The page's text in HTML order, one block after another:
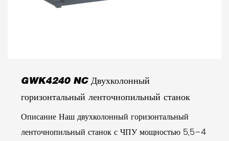
GWK4240 NC Двухколонный
горизонтальный ленточнопильный станок
Описание Наш двухколонный горизонтальный
ленточнопильный станок с ЧПУ мощностью 5,5–4